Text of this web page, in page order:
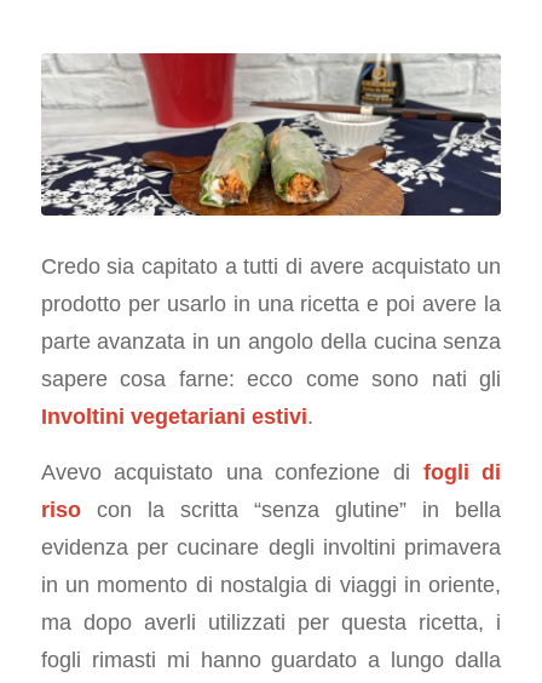
Credo sia capitato a tutti di avere acquistato un
prodotto per usarlo in una ricetta e poi avere la
parte avanzata in un angolo della cucina senza
sapere cosa farne: ecco come sono nati gli
Involtini vegetariani estivi.
Avevo acquistato una confezione di fogli di
risocon la scritta “senza glutine” in bella
evidenza per cucinare degli involtini primavera
in un momento di nostalgia di viaggi in oriente,
ma dopo averli utilizzati per questa ricetta, i
fogli rimasti mi hanno guardato a lungo dalla